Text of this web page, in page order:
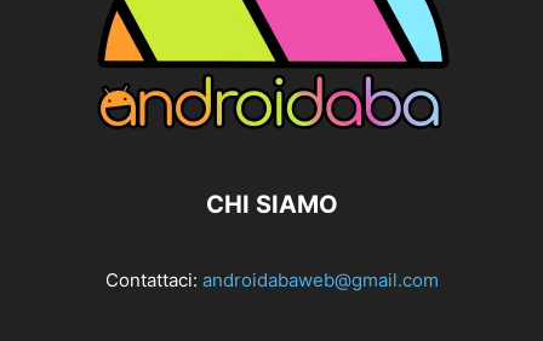
CHI SIAMO
Contattaci: androidabaweb@gmail.com